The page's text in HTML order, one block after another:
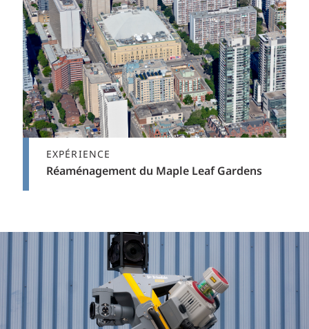
EXPÉRIENCE
Réaménagement du Maple Leaf Gardens